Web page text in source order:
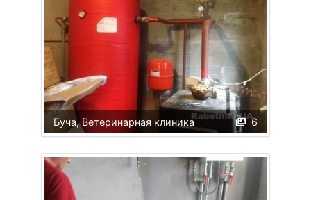
6
Буча, Ветеринарная клиника